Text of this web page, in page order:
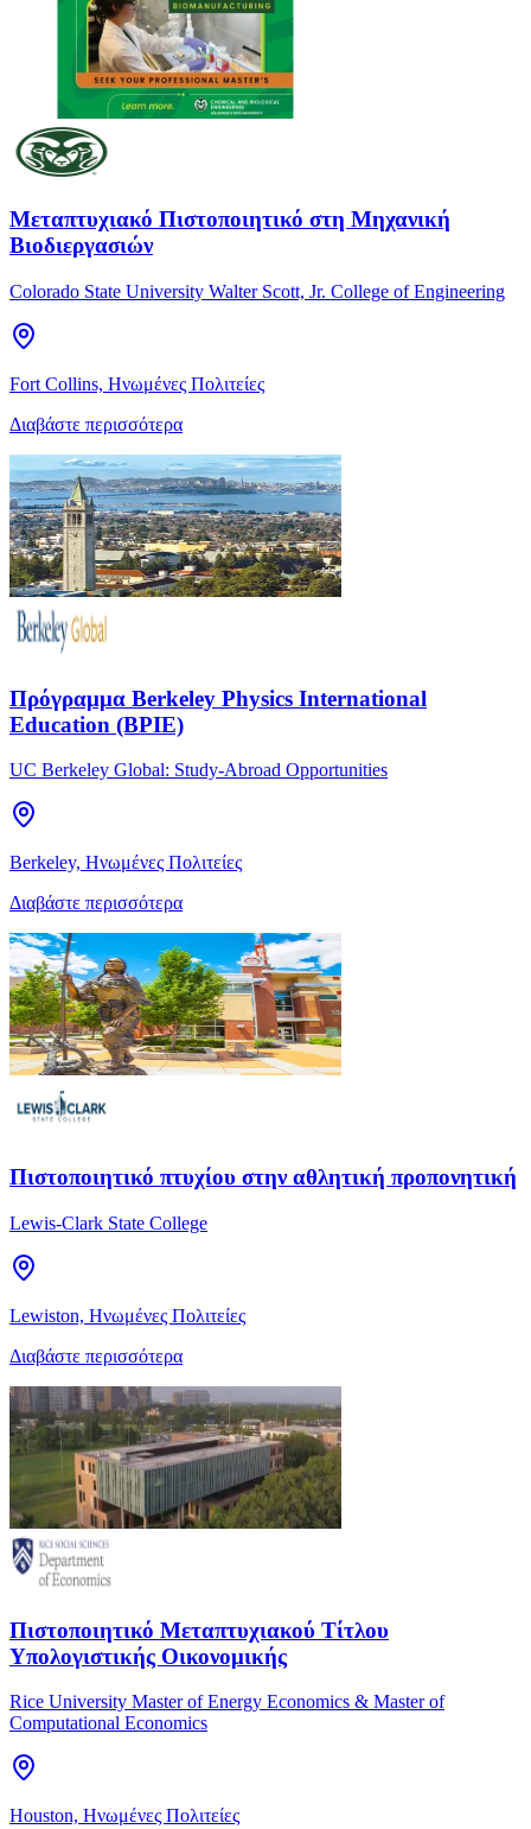
Μεταπτυχιακό Πιστοποιητικό στη Μηχανική
Βιοδιεργασιών
Colorado State University Walter Scott, Jr. College of Engineering
Fort Collins, Ηνωμένες Πολιτείες
Διαβάστε περισσότερα
Πρόγραμμα Berkeley Physics International
Education (BPIE)
UC Berkeley Global: Study-Abroad Opportunities
Berkeley, Ηνωμένες Πολιτείες
Διαβάστε περισσότερα
Πιστοποιητικό πτυχίου στην αθλητική προπονητική
Lewis-Clark State College
Lewiston, Ηνωμένες Πολιτείες
Διαβάστε περισσότερα
Πιστοποιητικό Μεταπτυχιακού Τίτλου
Υπολογιστικής Οικονομικής
Rice University Master of Energy Economics & Master of
Computational Economics
Houston, Ηνωμένες Πολιτείες